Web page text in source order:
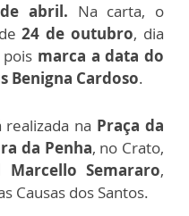
abril. Na carta, o
24 de outubro, dia
marca a data do
Benigna Cardoso.
realizada na Praça da
da Penha, no Crato,
Semararo,
Causas dos Santos.